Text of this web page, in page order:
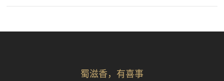
蜀滋香，有喜事